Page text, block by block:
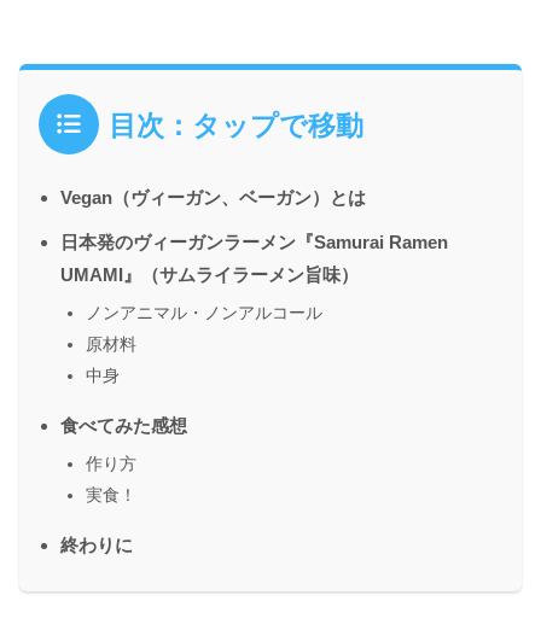
目次：タップで移動
Vegan（ヴィーガン、ベーガン）とは
日本発のヴィーガンラーメン『Samurai Ramen
UMAMI』（サムライラーメン旨味）
ノンアニマル・ノンアルコール
原材料
中身
食べてみた感想
作り方
実食！
終わりに